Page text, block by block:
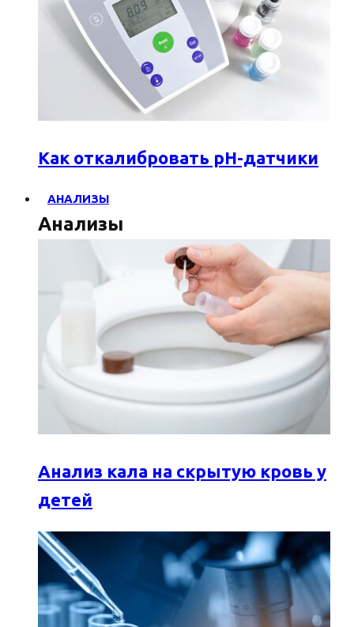
Как откалибровать pH-датчики
АНАЛИЗЫ
Анализы
Анализ кала на скрытую кровь у
детей